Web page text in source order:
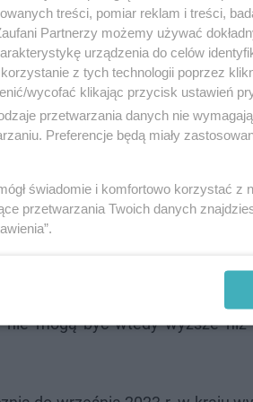
prawie 337 tys.
wypłatę zasiłków
świadczeń chorobowych
nie mogą być wtedy wyższe niż
treści, pomiar reklam i treści,
Partnerzy możemy używać
urządzenia do celów
z tych technologii poprzez
wycofać klikając przycisk ustawień
przetwarzania danych nie
Preferencje będą miały
świadomie i komfortowo korzystać z
przetwarzania Twoich danych